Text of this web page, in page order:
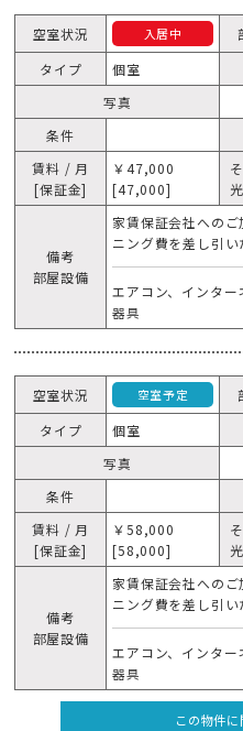
空室状況 入居中
タイプ
個室
写真
条件
賃料 / 月
[保証金]
￥47,000
[47,000]
備考
部屋設備
家賃保証会社への
ニング費を差し引い
エアコン、インタ
器具
空室状況 空室予定
タイプ
個室
写真
条件
賃料 / 月
[保証金]
￥58,000
[58,000]
備考
部屋設備
家賃保証会社への
ニング費を差し引い
エアコン、インタ
器具
この物件